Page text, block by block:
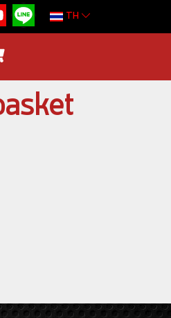
TH